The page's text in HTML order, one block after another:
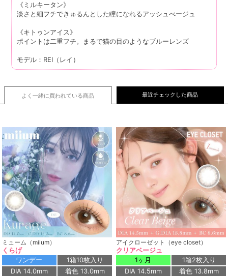
《ミルキータン》
淡さと細フチできゅるんとした瞳になれるアッシュべージュ
《キトゥンアイス》
ポイントは二重フチ。まるで猫の目のようなブルーレンズ
モデル：REI（レイ）
よく一緒に買われている商品 最近チェックした商品
ミューム（miium）
くらげ
ワンデー
1箱10枚入り
DIA 14.0mm
着色 13.0mm
アイクローゼット（eye closet）
クリアベージュ
1ヶ月
1箱2枚入り
DIA 14.5mm
着色 13.8mm